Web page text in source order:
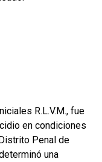
R.L.V.M., fue
en condiciones
Penal de
una